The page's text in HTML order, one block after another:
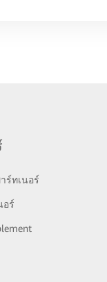
ร์ทเนอร์
อร์